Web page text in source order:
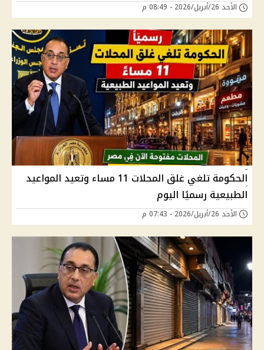
الأحد 26/أبريل/2026 - 08:49 م
الحكومة تلغي غلق المحلات 11 مساء وتعيد المواعيد
الطبيعية رسميًا اليوم
الأحد 26/أبريل/2026 - 07:43 م